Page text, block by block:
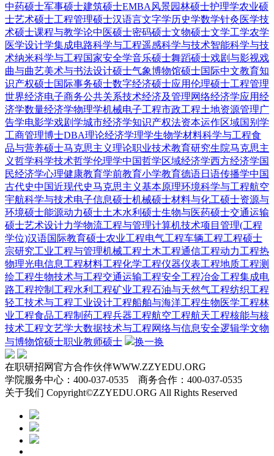
中药硕士军事硕士建筑硕士EMBA 风景园林硕士护理学农业硕
士艺术硕士工程管理硕士汉语言文字学历史学数学针灸 医学技
术硕士课程与教学论中医硕士密码硕士文物硕士文学工学农学
医学设计学集成电路科学与工程遥感科学与技术智能科学与技
术纳米科学与工程国家安全学音乐硕士舞蹈硕士戏剧与影视戏
曲与曲艺美术与书法设计硕士气象博物馆硕士国际中文教育知
识产权硕士国际事务硕士数字经济硕士应用伦理硕士工程管理
世界经济电子商务公共关系技术经济及管理网络经济学应用经
济学数量经济学物理学机械电子工程市政工程土地资源管理广
告学电影学戏剧学城市经济学知识产权法资本运作区域国别学
工商管理博士DBA理论经济学理学生物学材料科学与工程食
品与营养硕士马克思主义理论职业技术教育研究生院马克思主
义哲学科学技术哲学伦理学中国哲学区域经济学西方经济学国
民经济学心理健康教育学前教育小学教育德语日语传播学中国
古代史中国近现代史马克思主义基本原理环境科学与工程航空
宇航科学与技术电子信息硕士机械硕士材料与化工硕士资源与
环境硕士能源动力硕士土木水利硕士生物与医药硕士交通运输
硕士艺术设计力学物流工程与管理计算机技术项目管理(工程
学位)汉语国际教育硕士农业工程电气工程车辆工程工程硕士
宗研究工业工程与管理机械工程土木工程通信工程动力工程热
物理光电信息工程材料工程化学工程仪器仪表工程地质工程测
绘工程生物技术与工程交通运输工程安全工程冶金工程集成电
路工程控制工程水利工程矿业工程石油与天然气工程纺织工程
轻工技术与工程工业设计工程船舶与海洋工程生物医学工程林
业工程食品工程制药工程兵器工程航空工程航天工程核能与核
技术工程文艺学大数据技术与工程网络与信息安全逻辑学文物
与博物馆硕士职业教师硕士 换一换
在职研招网官方合作伙伴WWW.ZZYEDU.ORG
学院服务中心：400-037-0535 商务合作：400-037-0535
关于我们 Copyright©ZZYEDU.ORG All Rights Reserved